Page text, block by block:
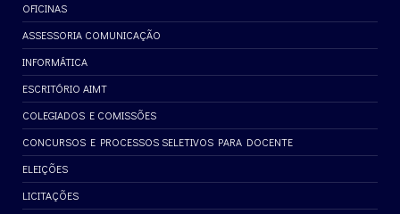
OFICINAS
ASSESSORIA COMUNICAÇÃO
INFORMÁTICA
ESCRITÓRIO AIMT
COLEGIADOS E COMISSÕES
CONCURSOS E PROCESSOS SELETIVOS PARA DOCENTE
ELEIÇÕES
LICITAÇÕES